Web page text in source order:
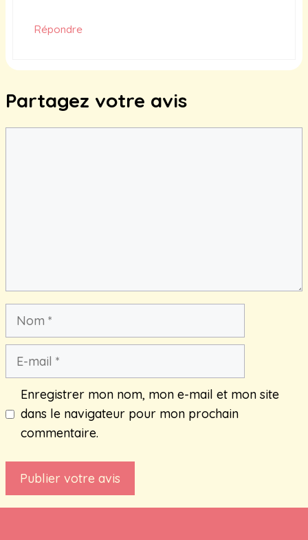
Répondre
Partagez votre avis
Nom
Enregistrer mon nom, mon e-mail et mon site
dans le navigateur pour mon prochain
commentaire.